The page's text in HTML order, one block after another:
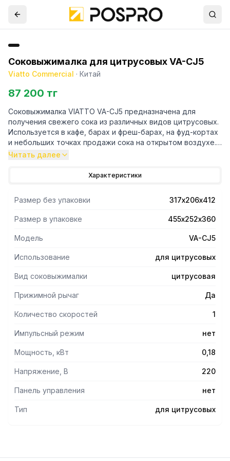
Соковыжималка для цитрусовых VA-CJ5
Viatto Commercial · Китай
87 200 тг
Соковыжималка VIATTO VA-CJ5 предназначена для
получения свежего сока из различных видов цитрусовых.
Используется в кафе, барах и фреш-барах, на фуд-кортах
и небольших точках продажи сока на открытом воздухе.
Корпус изготовлен из алюминиевого сплава. Чаша, конус и
Читать далее
Характеристики
Размер без упаковки 317х206х412
Размер в упаковке 455х252х360
Модель VA-CJ5
Использование для цитрусовых
Вид соковыжималки цитрусовая
Прижимной рычаг Да
Количество скоростей 1
Импульсный режим нет
Мощность, кВт 0,18
Напряжение, В 220
Панель управления нет
Тип для цитрусовых